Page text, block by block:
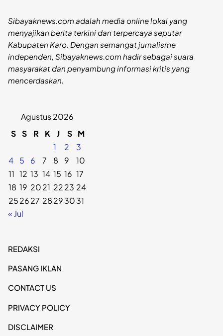
Sibayaknews.com adalah media online lokal yang
menyajikan berita terkini dan terpercaya seputar
Kabupaten Karo. Dengan semangat jurnalisme
independen, Sibayaknews.com hadir sebagai suara
masyarakat dan penyambung informasi kritis yang
mencerdaskan.
Agustus 2026
S S R K J S M
1
2
3
4
5 6 7 8 9
10
11 12 13 14 15 16 17
18 19 2021 2223 24
252627 28293031
« Jul
REDAKSI
PASANG IKLAN
CONTACT US
PRIVACY POLICY
DISCLAIMER